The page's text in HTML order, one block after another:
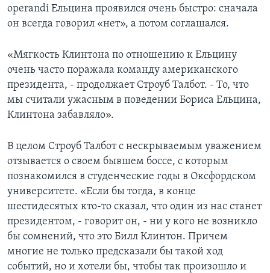
operandi Ельцина проявился очень быстро: сначала
он всегда говорил «нет», а потом соглашался.
«Мягкость Клинтона по отношению к Ельцину
очень часто поражала команду американского
президента, - продолжает Строуб Талбот. - То, что
мы считали ужасным в поведении Бориса Ельцина,
Клинтона забавляло».
В целом Строуб Талбот с нескрываемым уважением
отзывается о своем бывшем боссе, с которым
познакомился в студенческие годы в Оксфордском
университете. «Если бы тогда, в конце
шестидесятых кто-то сказал, что один из нас станет
президентом, - говорит он, - ни у кого не возникло
бы сомнений, что это Билл Клинтон. Причем
многие не только предсказали бы такой ход
событий, но и хотели бы, чтобы так произошло и